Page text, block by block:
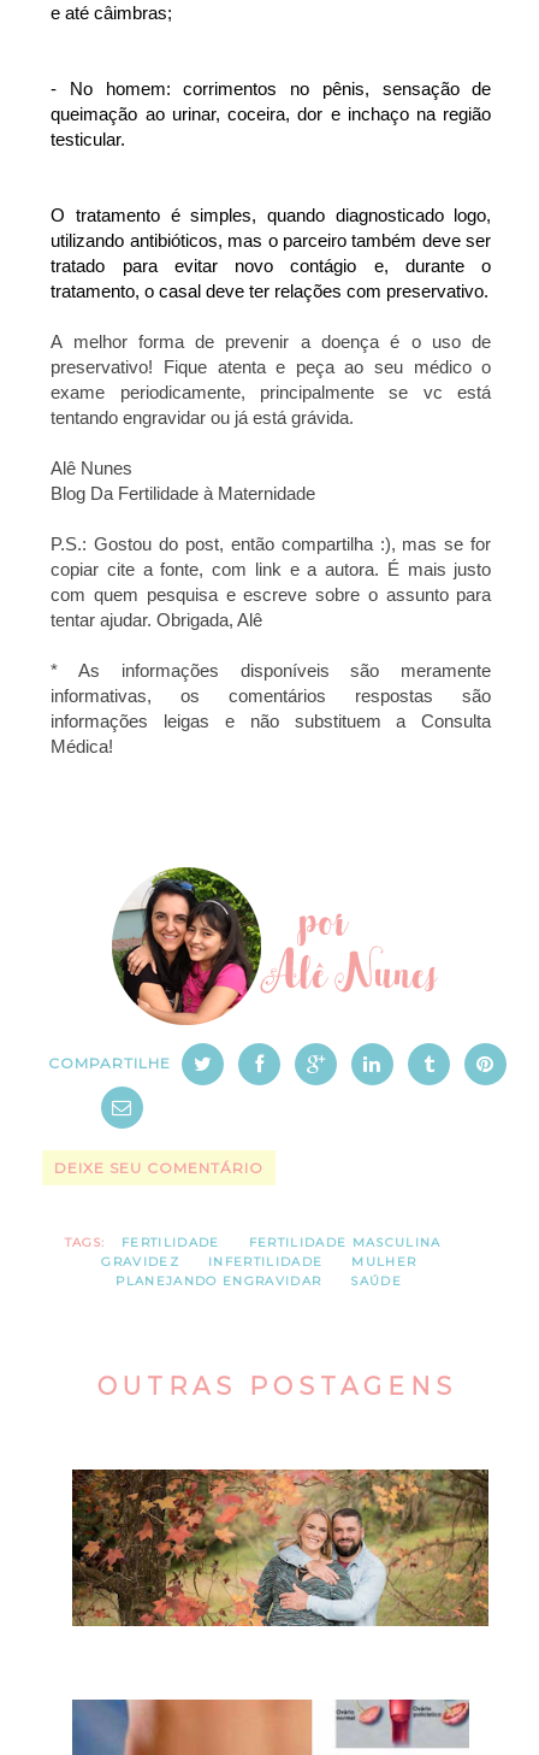
e até câimbras;
- No homem: corrimentos no pênis, sensação de
queimação ao urinar, coceira, dor e inchaço na região
testicular.
O tratamento é simples, quando diagnosticado logo,
utilizando antibióticos, mas o parceiro também deve ser
tratado para evitar novo contágio e, durante o
tratamento, o casal deve ter relações com preservativo.
A melhor forma de prevenir a doença é o uso de
preservativo! Fique atenta e peça ao seu médico o
exame periodicamente, principalmente se vc está
tentando engravidar ou já está grávida.
Alê Nunes
Blog Da Fertilidade à Maternidade
P.S.: Gostou do post, então compartilha :), mas se for
copiar cite a fonte, com link e a autora. É mais justo
com quem pesquisa e escreve sobre o assunto para
tentar ajudar. Obrigada, Alê
* As informações disponíveis são meramente
informativas, os comentários respostas são
informações leigas e não substituem a Consulta
Médica!
COMPARTILHE
DEIXE SEU COMENTÁRIO
TAGS: FERTILIDADE
FERTILIDADE MASCULINA
GRAVIDEZ
INFERTILIDADE
MULHER
PLANEJANDO ENGRAVIDAR
SAÚDE
OUTRAS POSTAGENS